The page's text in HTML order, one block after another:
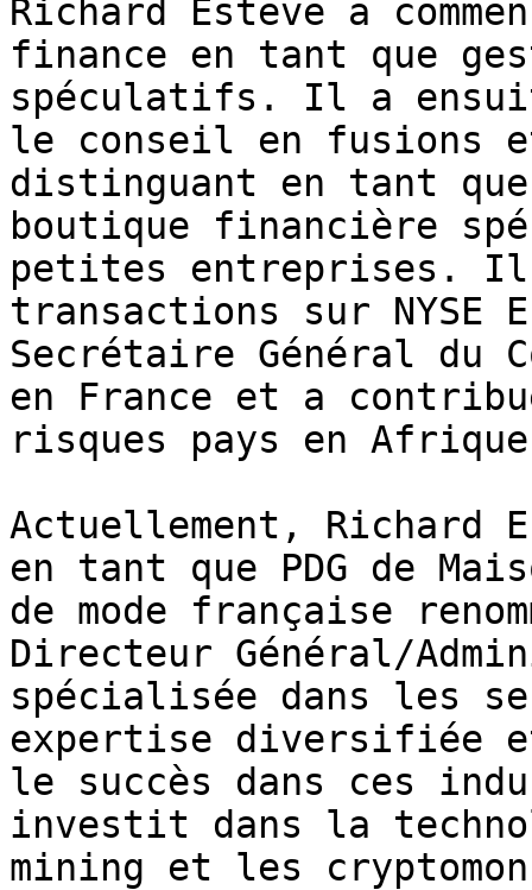
Richard Esteve a
finance en tant que
spéculatifs. Il a
le conseil en fusions
distinguant en tant
boutique financière
petites entreprises.
transactions sur
Secrétaire Général du
en France et a
risques pays en
Actuellement, Richard
en tant que PDG de
de mode française
Directeur Général/
spécialisée dans les
expertise diversifiée
le succès dans ces
investit dans la
mining et les